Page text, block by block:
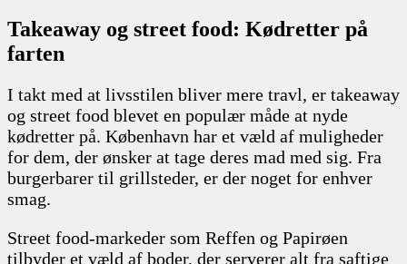
Takeaway og street food: Kødretter på
farten
I takt med at livsstilen bliver mere travl, er takeaway
og street food blevet en populær måde at nyde
kødretter på. København har et væld af muligheder
for dem, der ønsker at tage deres mad med sig. Fra
burgerbarer til grillsteder, er der noget for enhver
smag.
Street food-markeder som Reffen og Papirøen
tilbyder et væld af boder, der serverer alt fra saftige